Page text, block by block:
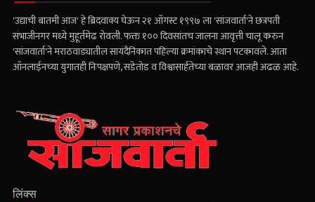
'उद्याची बातमी आज' हे ब्रिदवाक्य घेऊन २१ ऑगस्ट १९९७ ला 'सांजवार्ता'ने छत्रपती
संभाजीनगर मध्ये मुहूर्तमेढ रोवली. फक्त १०० दिवसांतच जालना आवृत्ती चालू करुन
'सांजवार्ता'ने मराठवाड्यातील सायंदैनिकात पहिल्या क्रमांकाचे स्थान पटकावले. आता
ऑनलाईनच्या युगातही निःपक्षपणे, सडेतोड व विश्वासार्हतेच्या बळावर आजही अढळ आहे.
लिंक्स